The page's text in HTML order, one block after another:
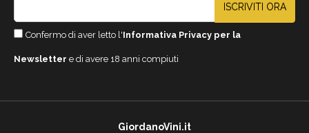
ISCRIVITI ORA
Confermo di aver letto l'Informativa Privacy per la
Newsletter e di avere 18 anni compiuti
GiordanoVini.it